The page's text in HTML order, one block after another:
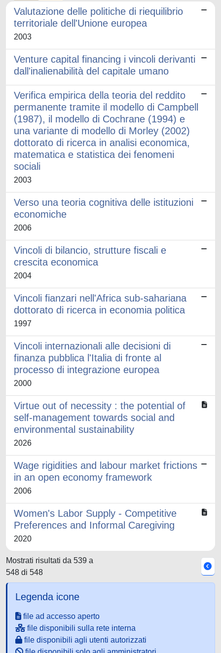
Valutazione delle politiche di riequilibrio
territoriale dell'Unione europea
2003
Venture capital financing i vincoli derivanti
dall'inalienabilità del capitale umano
Verifica empirica della teoria del reddito
permanente tramite il modello di Campbell
(1987), il modello di Cochrane (1994) e
una variante di modello di Morley (2002)
dottorato di ricerca in analisi economica,
matematica e statistica dei fenomeni
sociali
2003
Verso una teoria cognitiva delle istituzioni
economiche
2006
Vincoli di bilancio, strutture fiscali e
crescita economica
2004
Vincoli fianzari nell'Africa sub-sahariana
dottorato di ricerca in economia politica
1997
Vincoli internazionali alle decisioni di
finanza pubblica l'Italia di fronte al
processo di integrazione europea
2000
Virtue out of necessity : the potential of
self-management towards social and
environmental sustainability
2026
Wage rigidities and labour market frictions
in an open economy framework
2006
Women's Labor Supply - Competitive
Preferences and Informal Caregiving
2020
Mostrati risultati da 539 a
548 di 548
Legenda icone
file ad accesso aperto
file disponibili sulla rete interna
file disponibili agli utenti autorizzati